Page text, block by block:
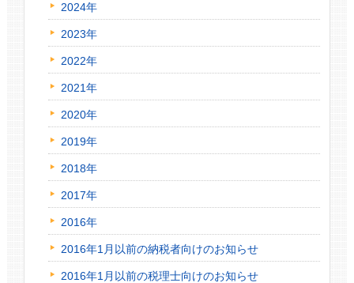
2024年
2023年
2022年
2021年
2020年
2019年
2018年
2017年
2016年
2016年1月以前の納税者向けのお知らせ
2016年1月以前の税理士向けのお知らせ